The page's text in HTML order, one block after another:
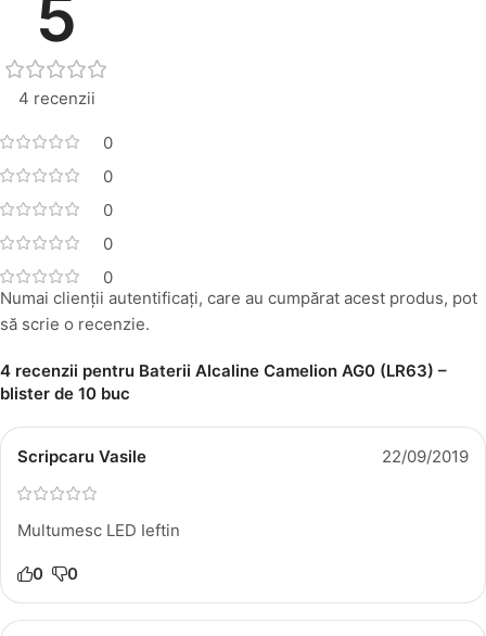
5
4 recenzii
0
0
0
0
0
4 recenzii pentru Baterii Alcaline Camelion AG0 (LR63) –
blister de 10 buc
Scripcaru Vasile 22/09/2019
Multumesc LED Ieftin
0 0
Numai clienții autentificați, care au cumpărat acest produs, pot
să scrie o recenzie.